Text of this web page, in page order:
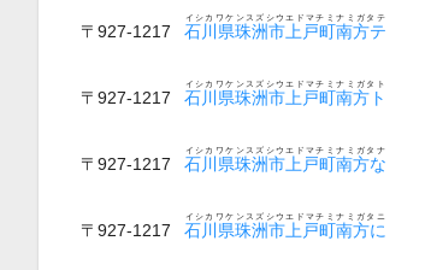
〒927-1217 石川県珠洲市上戸町南方テ
イシカワケンスズシウエドマチミナミガタテ
〒927-1217 石川県珠洲市上戸町南方ト
イシカワケンスズシウエドマチミナミガタト
〒927-1217 石川県珠洲市上戸町南方な
イシカワケンスズシウエドマチミナミガタナ
〒927-1217 石川県珠洲市上戸町南方に
イシカワケンスズシウエドマチミナミガタニ